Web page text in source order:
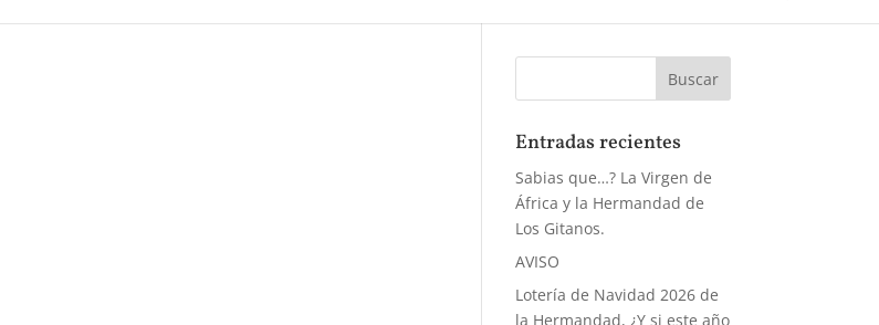
Entradas recientes
Sabias que…? La Virgen de
África y la Hermandad de
Los Gitanos.
AVISO
Lotería de Navidad 2026 de
la Hermandad, ¿Y si este año